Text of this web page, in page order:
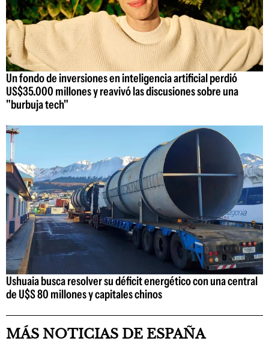
Un fondo de inversiones en inteligencia artificial perdió
US$35.000 millones y reavivó las discusiones sobre una
"burbuja tech"
Ushuaia busca resolver su déficit energético con una central
de U$S 80 millones y capitales chinos
MÁS NOTICIAS DE ESPAÑA